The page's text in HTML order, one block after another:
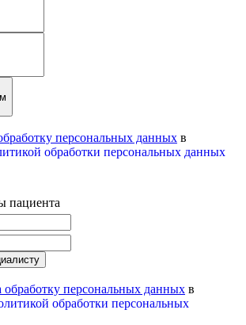
персональных данных в
обработки персональных данных
пациента
обработку персональных данных в
обработки персональных